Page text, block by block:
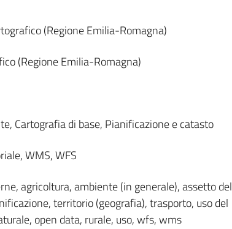
(Regione Emilia-Romagna)
(Regione Emilia-Romagna)
Cartografia di base, Pianificazione e catasto
WMS, WFS
agricoltura, ambiente (in generale), assetto del
territorio (geografia), trasporto, uso del
open data, rurale, uso, wfs, wms